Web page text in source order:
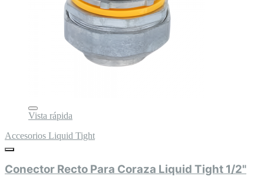
Vista rápida
Accesorios Liquid Tight
Conector Recto Para Coraza Liquid Tight 1/2"